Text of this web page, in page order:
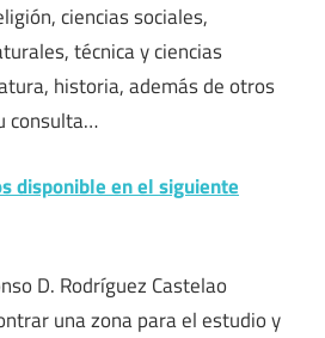
ciencias sociales,
técnica y ciencias
historia, además de otros
consulta…
disponible en el siguiente
D. Rodríguez Castelao
una zona para el estudio y